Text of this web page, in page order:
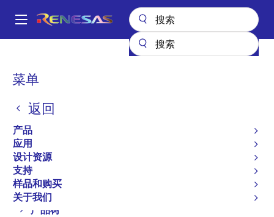
到
Main
菜单
返回
产品
应用
设计资源
支持
样品和购买
关于我们
面
屑
功率 MOSFET NP10N45DHB
NP10N45DHB
Power MOSFETs for Automotive
概述
产品树
Close
Open